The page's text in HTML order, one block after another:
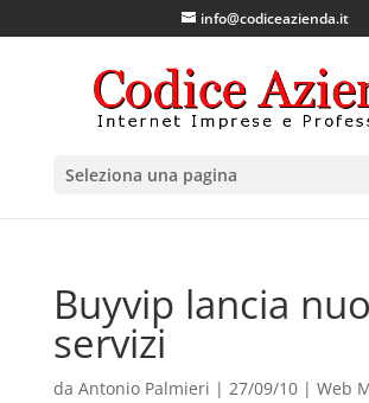
info@codiceazienda.it
Seleziona una pagina
Buyvip lancia
servizi
da Antonio Palmieri | 27/09/10| Web